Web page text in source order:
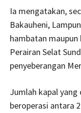
Ia mengatakan,
Bakauheni,
hambatan maupun
Perairan Selat
penyeberangan
Jumlah kapal yang
beroperasi antara